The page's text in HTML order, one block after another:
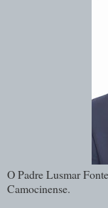
O Padre Lusmar
Camocinense.